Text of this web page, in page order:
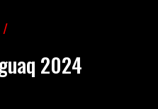
/
2024